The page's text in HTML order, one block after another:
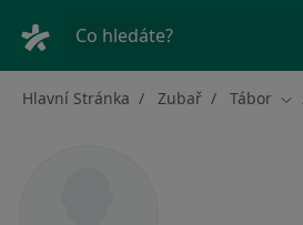
Co hledáte?
Hlavní Stránka Zubař Tábor